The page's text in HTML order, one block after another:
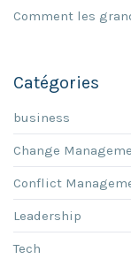
Comment les
Catégories
business
Change
Conflict
Leadership
Tech